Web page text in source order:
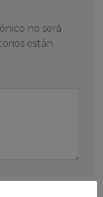
no será
están